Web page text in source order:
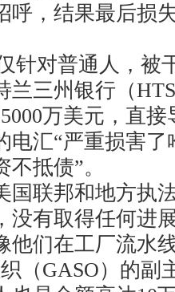
呼，结果最后损
对普通人，被
兰三州银行（
万美元，直
电汇“严重损害
抵债”。
联邦和地方执
没有取得任何进
他们在工厂流水
（GASO）的副